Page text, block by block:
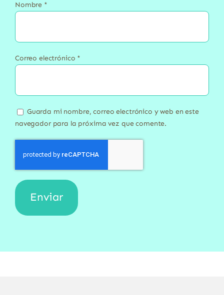
Nombre *
Correo electrónico *
Guarda mi nombre, correo electrónico y web en este
navegador para la próxima vez que comente.